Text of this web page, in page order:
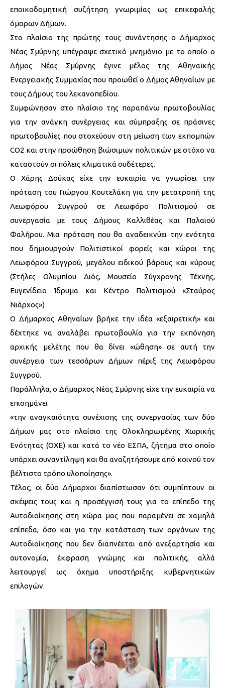
εποικοδομητική συζήτηση γνωριμίας ως επικεφαλής
όμορων Δήμων.
Στο πλαίσιο της πρώτης τους συνάντησης ο Δήμαρχος
Νέας Σμύρνης υπέγραψε σχετικό μνημόνιο με το οποίο ο
Δήμος Νέας Σμύρνης έγινε μέλος της Αθηναϊκής
Ενεργειακής Συμμαχίας που προωθεί ο Δήμος Αθηναίων με
τους Δήμους του λεκανοπεδίου.
Συμφώνησαν στο πλαίσιο της παραπάνω πρωτοβουλίας
για την ανάγκη συνέργειας και σύμπραξης σε πράσινες
πρωτοβουλίες που στοχεύουν στη μείωση των εκπομπών
CO2 και στην προώθηση βιώσιμων πολιτικών με στόχο να
καταστούν οι πόλεις κλιματικά ουδέτερες.
Ο Χάρης Δούκας είχε την ευκαιρία να γνωρίσει την
πρόταση του Γιώργου Κουτελάκη για την μετατροπή της
Λεωφόρου Συγγρού σε Λεωφόρο Πολιτισμού σε
συνεργασία με τους Δήμους Καλλιθέας και Παλαιού
Φαλήρου. Μια πρόταση που θα αναδεικνύει την ενότητα
που δημιουργούν Πολιτιστικοί φορείς και χώροι της
Λεωφόρου Συγγρού, μεγάλου ειδικού βάρους και κύρους
(Στήλες Ολυμπίου Διός, Μουσείο Σύγχρονης Τέχνης,
Ευγενίδειο Ίδρυμα και Κέντρο Πολιτισμού «Σταύρος
Νιάρχος»)
Ο Δήμαρχος Αθηναίων βρήκε την ιδέα «εξαιρετική» και
δέχτηκε να αναλάβει πρωτοβουλία για την εκπόνηση
αρχικής μελέτης που θα δίνει «ώθηση» σε αυτή την
συνέργεια των τεσσάρων Δήμων πέριξ της Λεωφόρου
Συγγρού.
Παράλληλα, ο Δήμαρχος Νέας Σμύρνης είχε την ευκαιρία να
επισημάνει
«την αναγκαιότητα συνέχισης της συνεργασίας των δύο
Δήμων μας στο πλαίσιο της Ολοκληρωμένης Χωρικής
Ενότητας (ΟΧΕ) και κατά το νέο ΕΣΠΑ, ζήτημα στο οποίο
υπάρχει συναντίληψη και θα αναζητήσουμε από κοινού τον
βέλτιστο τρόπο υλοποίησης».
Τέλος, οι δύο Δήμαρχοι διαπίστωσαν ότι συμπίπτουν οι
σκέψεις τους και η προσέγγισή τους για το επίπεδο της
Αυτοδιοίκησης στη χώρα μας που παραμένει σε χαμηλά
επίπεδα, όσο και για την κατάσταση των οργάνων της
Αυτοδιοίκησης που δεν διαπνέεται από ανεξαρτησία και
αυτονομία, έκφραση γνώμης και πολιτικής, αλλά
λειτουργεί ως όχημα υποστήριξης κυβερνητικών
επιλογών.